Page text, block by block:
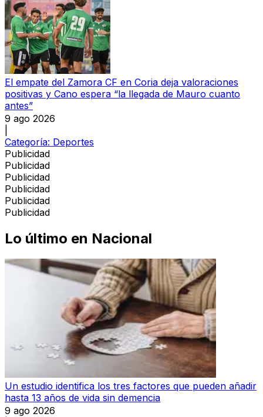
El empate del Zamora CF en Coria deja valoraciones
positivas y Cano espera “la llegada de Mauro cuanto
antes”
9 ago 2026
Categoría: Deportes
Publicidad
Publicidad
Publicidad
Publicidad
Publicidad
Publicidad
Lo último en Nacional
Un estudio identifica los tres factores que pueden añadir
hasta 13 años de vida sin demencia
9 ago 2026